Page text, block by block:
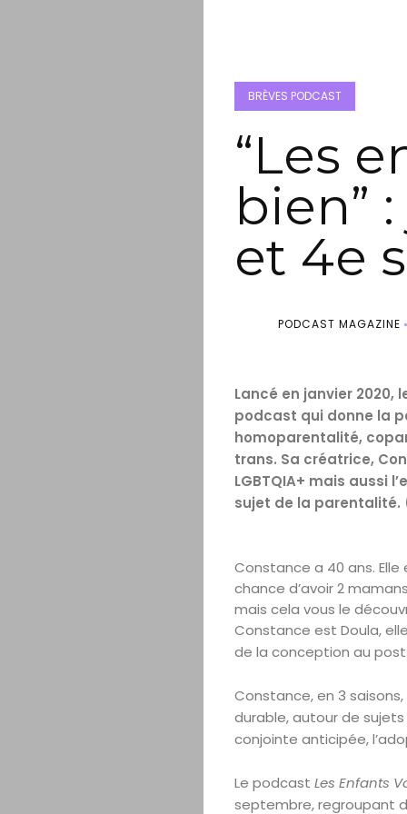
BRÈVES PODCAST
“Les
bien”
et 4e
PODCAST MAGAZINE
Lancé en janvier 2020,
podcast qui donne la
homoparentalité,
trans. Sa créatrice,
LGBTQIA+ mais aussi
sujet de la parentalité.
Constance a 40 ans.
chance d’avoir 2
mais cela vous le
Constance est Doula,
de la conception au
Constance, en 3
durable, autour de sujets
conjointe anticipée,
Le podcast Les Enfants
septembre, regroupant